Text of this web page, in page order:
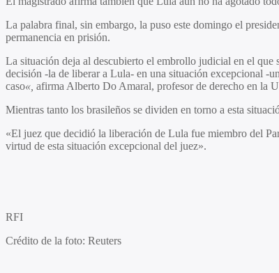
La palabra final, sin embargo, la puso este domingo el
permanencia en prisión.
La situación deja al descubierto el embrollo judicial en el
decisión -la de liberar a Lula- en una situación excepcional -
caso«, afirma Alberto Do Amaral, profesor de derecho en la
Mientras tanto los brasileños se dividen en torno a esta
«El juez que decidió la liberación de Lula fue miembro del
virtud de esta situación excepcional del juez».
RFI
Crédito de la foto: Reuters